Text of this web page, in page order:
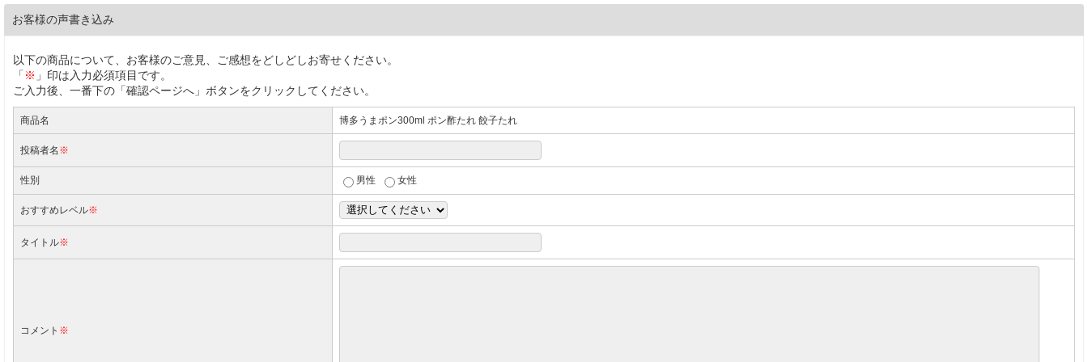
お客様の声書き込み
以下の商品について、お客様のご意見、ご感想をどしどしお寄せください。
「 ※ 」印は入力必須項目です。
ご入力後、一番下の「確認ページへ」ボタンをクリックしてください。
商品名 博多うまポン300ml ポン酢たれ 餃子たれ
投稿者名 ※
性別 男性 女性
おすすめレベル※
タイトル※
コメント ※